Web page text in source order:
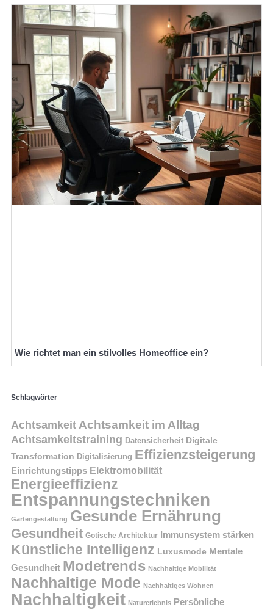
Wie richtet man ein stilvolles Homeoffice ein?
Schlagwörter
Achtsamkeit Achtsamkeit im Alltag
Achtsamkeitstraining Datensicherheit Digitale
Transformation Digitalisierung Effizienzsteigerung
Einrichtungstipps Elektromobilität
Energieeffizienz
Entspannungstechniken
Gartengestaltung Gesunde Ernährung
Gesundheit Gotische Architektur Immunsystem stärken
Künstliche Intelligenz Luxusmode Mentale
Gesundheit Modetrends Nachhaltige Mobilität
Nachhaltige Mode Nachhaltiges Wohnen
Nachhaltigkeit Naturerlebnis Persönliche